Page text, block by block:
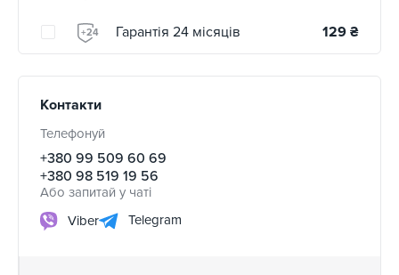
+24 Гарантія 24 місяців 129 ₴
Контакти
Телефонуй
+380 99 509 60 69
+380 98 519 19 56
Або запитай у чаті
Viber
Telegram